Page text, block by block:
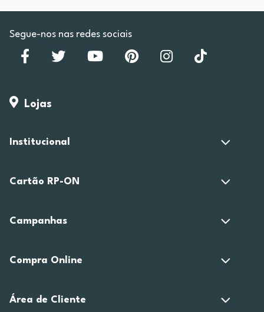
Segue-nos nas redes sociais
Lojas
Institucional
Cartão RP-ON
Campanhas
Compra Online
Área de Cliente